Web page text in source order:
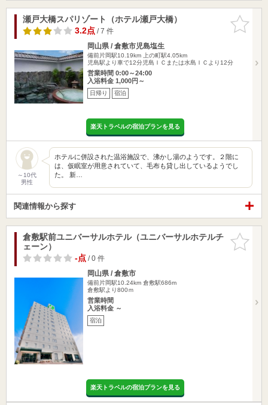
お気に入
りに追加
瀬戸大橋スパリゾート（ホテル瀬戸大橋）
3.2点/ 7 件
岡山県 / 倉敷市児島塩生
備前片岡駅10.19km
上の町駅4.05km
児島駅より車で12分児島ＩＣまたは水島ＩＣより12分
営業時間 0:00～24:00
入浴料金 1,000円～
日帰り 宿泊
楽天トラベルの宿泊プランを見る
～10代
男性
ホテルに併設された温浴施設で、沸かし湯のようです。２階に
は、仮眠室が用意されていて、毛布も貸し出しているようでし
た。 新…
関連情報から探す
お気に入
りに追加
倉敷駅前ユニバーサルホテル（ユニバーサルホテルチ
ェーン）
-点/ 0 件
岡山県 / 倉敷市
備前片岡駅10.24km 倉敷駅686m
倉敷駅より800ｍ
営業時間
入浴料金 ～
宿泊
楽天トラベルの宿泊プランを見る